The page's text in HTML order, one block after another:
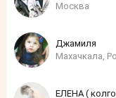
Москва
Джамиля
Махачкала,